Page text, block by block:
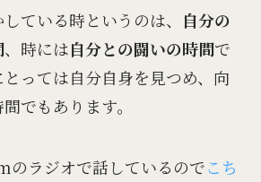
ている時というのは、
自分の
、時には自分との闘いの時間で
っては自分自身を見つめ、向
でもあります。
ラジオで話しているのでこち